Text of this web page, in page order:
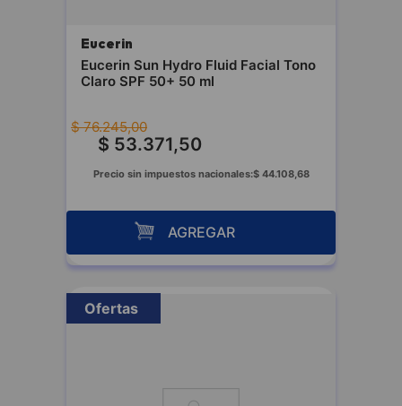
Eucerin
Eucerin Sun Hydro Fluid Facial Tono
Claro SPF 50+ 50 ml
$ 76.245,00
$ 53.371,50
Precio sin impuestos nacionales:$ 44.108, 68
AGREGAR
Ofertas